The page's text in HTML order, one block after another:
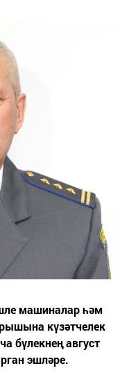
машиналар һәм
күзәтчелек
бүлекнең август
эшләре.